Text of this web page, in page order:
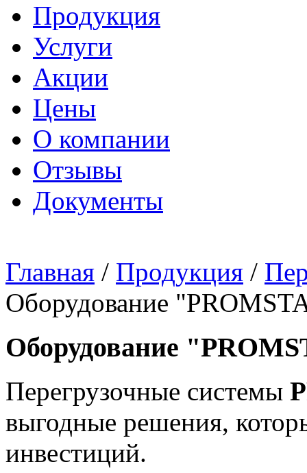
Продукция
Услуги
Акции
Цены
О компании
Отзывы
Документы
Главная / Продукция /
Оборудование
Оборудование
Перегрузочные системы
выгодные решения,
инвестиций.